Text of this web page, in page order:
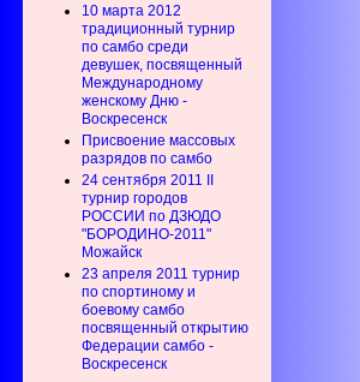
10 марта 2012
традиционный турнир
по самбо среди
девушек, посвященный
Международному
женскому Дню -
Воскресенск
Присвоение массовых
разрядов по самбо
24 сентября 2011 II
турнир городов
РОССИИ по ДЗЮДО
"БОРОДИНО-2011"
Можайск
23 апреля 2011 турнир
по спортиному и
боевому самбо
посвященный открытию
Федерации самбо -
Воскресенск